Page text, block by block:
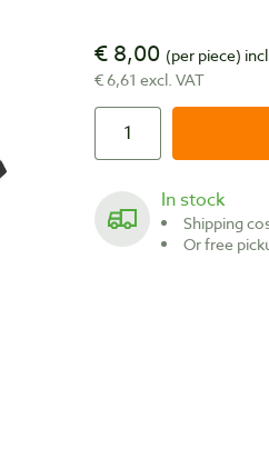
€ 8,00 (per piece)
€ 6,61 excl. VAT
In stock
Shipping
Or free